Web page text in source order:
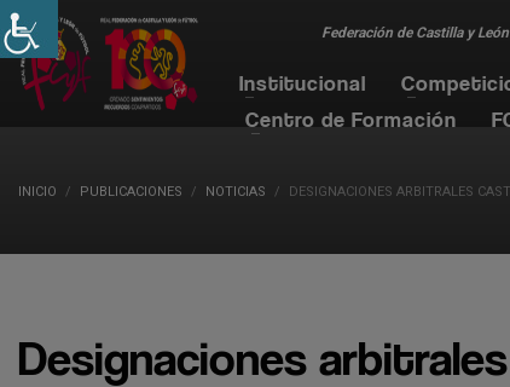
Federación de Castilla y
Institucional
Centro de Formación
INICIO PUBLICACIONES NOTICIAS DESIGNACIONES ARBITRALES
Designaciones